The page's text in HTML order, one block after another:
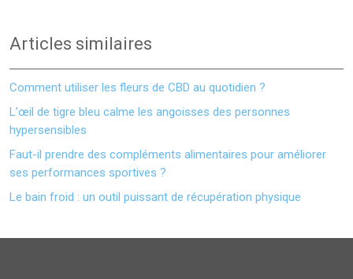
Articles similaires
Comment utiliser les fleurs de CBD au quotidien ?
L’œil de tigre bleu calme les angoisses des personnes
hypersensibles
Faut-il prendre des compléments alimentaires pour améliorer
ses performances sportives ?
Le bain froid : un outil puissant de récupération physique